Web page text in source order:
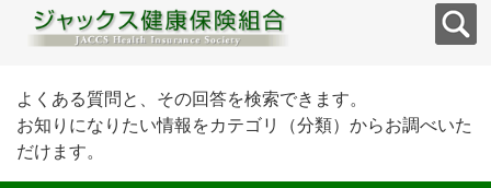
よくある質問と、その回答を検索できます。
お知りになりたい情報をカテゴリ（分類）からお調べいた
だけます。